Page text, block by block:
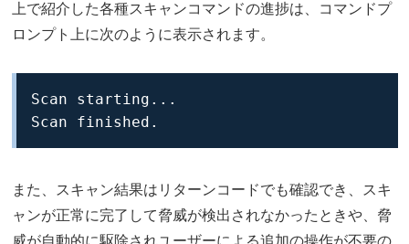
上で紹介した各種スキャンコマンドの進捗は、コマンドプ
ロンプト上に次のように表示されます。
Scan starting...
Scan finished.
また、スキャン結果はリターンコードでも確認でき、スキ
ャンが正常に完了して脅威が検出されなかったときや、脅